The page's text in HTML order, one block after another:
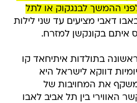
ההמשך לבנגקוק או לתל
דאבי מציעים עד שני לילות
איתם בקונקשן למזרח.
בתולדות איתיחאד קו
דווקא לישראל היא
את המחויבות של
בין תל אביב לאבו